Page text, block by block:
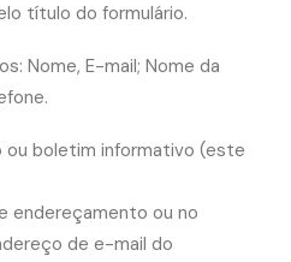
título do formulário.
Nome, E-mail; Nome da
boletim informativo (este
endereçamento ou no
de e-mail do